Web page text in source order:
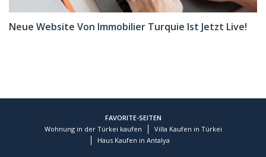
Neue Website Von Immobilier Turquie Ist Jetzt Live!
FAVORITE-SEITEN
Wohnung in der Türkei kaufen
Villa Kaufen in Türkei
Haus Kaufen in Antalya